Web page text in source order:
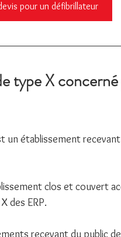
pour un défibrillateur
type X concerné
un établissement
clos et couvert
des ERP.
recevant du public